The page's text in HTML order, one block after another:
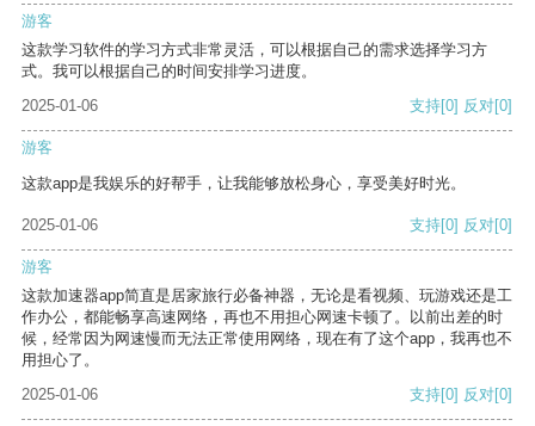
游客
这款学习软件的学习方式非常灵活，可以根据自己的需求选择学习方
式。我可以根据自己的时间安排学习进度。
2025-01-06
支持[0] 反对[0]
游客
这款app是我娱乐的好帮手，让我能够放松身心，享受美好时光。
2025-01-06 支持[0] 反对[0]
游客
这款加速器app简直是居家旅行必备神器，无论是看视频、玩游戏还是工
作办公，都能畅享高速网络，再也不用担心网速卡顿了。以前出差的时
候，经常因为网速慢而无法正常使用网络，现在有了这个app，我再也不
用担心了。
2025-01-06
支持[0] 反对[0]